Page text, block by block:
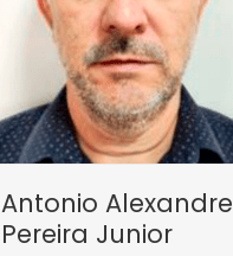
Antonio Alexandre
Pereira Junior